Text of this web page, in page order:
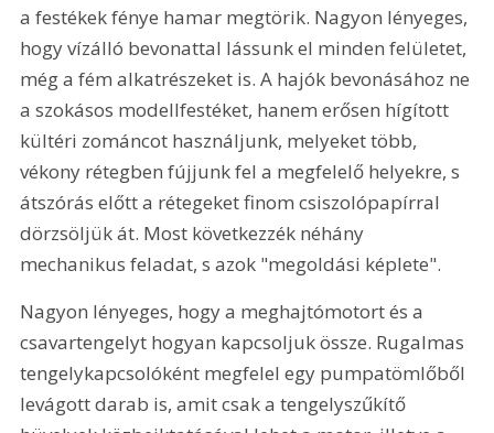
a festékek fénye hamar megtörik. Nagyon lényeges,
hogy vízálló bevonattal lássunk el minden felületet,
még a fém alkatrészeket is. A hajók bevonásához ne
a szokásos modellfestéket, hanem erősen hígított
kültéri zománcot használjunk, melyeket több,
vékony rétegben fújjunk fel a megfelelő helyekre, s
átszórás előtt a rétegeket finom csiszolópapírral
dörzsöljük át. Most következzék néhány
mechanikus feladat, s azok "megoldási képlete".
Nagyon lényeges, hogy a meghajtómotort és a
csavartengelyt hogyan kapcsoljuk össze. Rugalmas
tengelykapcsolóként megfelel egy pumpatömlőből
levágott darab is, amit csak a tengelyszűkítő